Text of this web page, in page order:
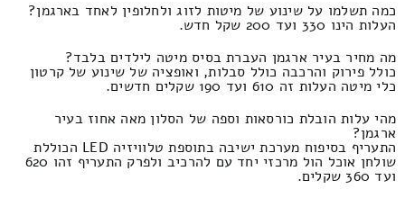
כמה תשלמו על שינוע של מיטות לזוג ולחלופין לאחד בארגמן?
העלות הינו 330 ועד 200 שקל חדש.
מה מחיר בעיר ארגמן העברת בסיס מיטה לילדים בלבד?
כולל פירוק והרכבה כולל סבלות, ואופציה של שינוע של קרטון
כלי מיטה העלות זה 610 ועד 190 שקלים חדשים.
מהי עלות הובלת כורסאות וספה של הסלון מאה אחוז בעיר
ארגמן?
התעריף בסיפוח מערכת ישיבה בתוספת טלוויזיה LED הכוללת
שולחן אוכל הול מרכזי יחד עם להרכיב ולפרק התעריף זהו 620
ועד 360 שקלים.